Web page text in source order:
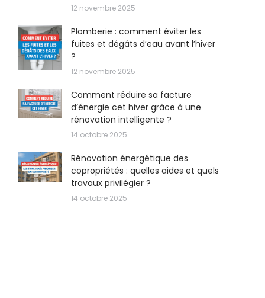
12 novembre 2025
Plomberie : comment éviter les
fuites et dégâts d’eau avant l’hiver
?
12 novembre 2025
Comment réduire sa facture
d’énergie cet hiver grâce à une
rénovation intelligente ?
14 octobre 2025
Rénovation énergétique des
copropriétés : quelles aides et quels
travaux privilégier ?
14 octobre 2025